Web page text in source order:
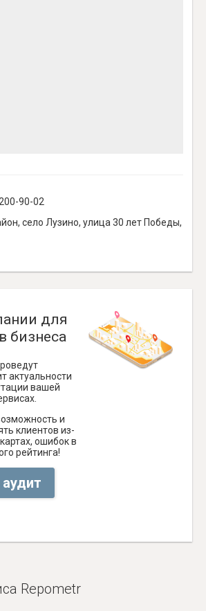
90-02
село Лузино, улица 30 лет Победы,
для
бизнеса
актуальности
вашей
и
клиентов из-
ошибок в
рейтинга!
Repometr